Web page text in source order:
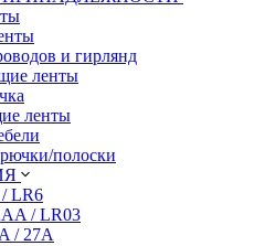
и гирлянд
ленты
ленты
полоски
LR6
/ LR03
/ 27A